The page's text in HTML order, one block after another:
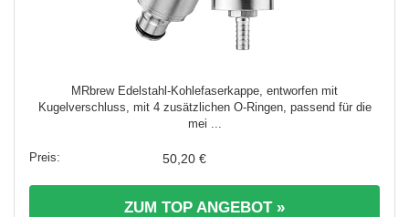
MRbrew Edelstahl-Kohlefaserkappe, entworfen mit
Kugelverschluss, mit 4 zusätzlichen O-Ringen, passend für die
mei ...
50,20 €
ZUM TOP ANGEBOT »